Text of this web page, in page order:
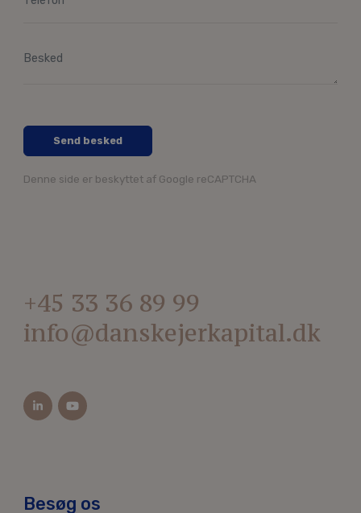
Send besked
Denne side er beskyttet af Google reCAPTCHA
+45 33 36 89 99
info@danskejerkapital.dk
Besøg os